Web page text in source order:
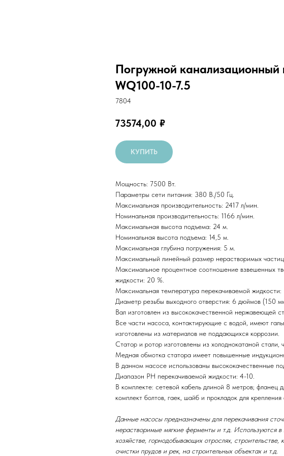
Погружной
WQ100-10-7.5
7804
73574,00 ₽
КУПИТЬ
Мощность: 7500 Вт.
Параметры сети питания: 380 В./50 Гц.
Максимальная производительность: 2417 л/мин.
Номинальная производительность: 1166 л/мин.
Максимальная высота подъема: 24 м.
Номинальная высота подъема: 14,5 м.
Максимальная глубина погружения: 5 м.
Максимальный линейный размер нерастворимых
Максимальное процентное соотношение взвешенных
жидкости: 20 %.
Максимальная температура перекачиваемой
Диаметр резьбы выходного отверстия: 6 дюймов (150
Вал изготовлен из высококачественной нержавеющей
Все части насоса, контактирующие с водой, имеют
изготовлены из материалов не поддающихся коррозии.
Статор и ротор изготовлены из холоднокатаной стали,
Медная обмотка статора имеет повышенные
В данном насосе использованы высококачественные
Диапазон РН перекачиваемой жидкости: 4-10.
В комплекте: сетевой кабель длиной 8 метров;
комплект болтов, гаек, шайб и прокладок для крепления
Данные насосы предназначены для перекачивания
нерастворимые мягкие ферменты и т.д. Используются
хозяйстве, горнодобывающих отрослях,
очистки прудов и рек, на строительных объектах и т.д.